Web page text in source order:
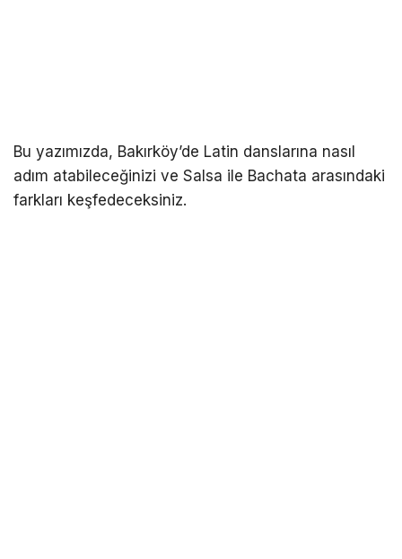
Bu yazımızda, Bakırköy’de Latin danslarına nasıl
adım atabileceğinizi ve Salsa ile Bachata arasındaki
farkları keşfedeceksiniz.